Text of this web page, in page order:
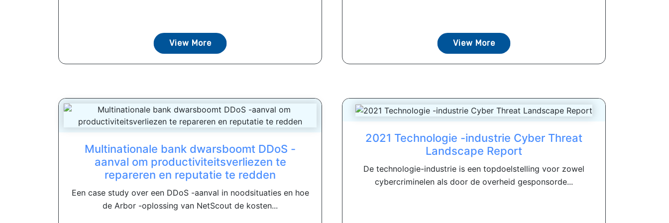
View More View More
Multinationale bank dwarsboomt DDoS -
aanval om productiviteitsverliezen te
repareren en reputatie te redden
Een case study over een DDoS -aanval in noodsituaties en hoe
de Arbor -oplossing van NetScout de kosten...
2021 Technologie -industrie Cyber ​​Threat
Landscape Report
De technologie-industrie is een topdoelstelling voor zowel
cybercriminelen als door de overheid gesponsorde...